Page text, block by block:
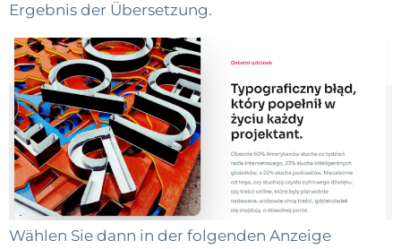
Ergebnis der Übersetzung.
Wählen Sie dann in der folgenden Anzeige